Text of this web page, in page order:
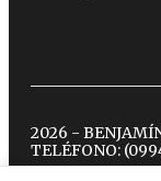
2026 -
TELÉFONO: